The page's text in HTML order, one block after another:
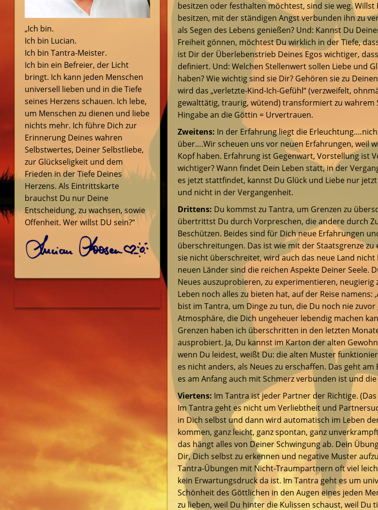
besitzen oder festhalten möchtest, sind sie weg.
besitzen, mit der ständigen Angst verbunden ihn zu
als Segen des Lebens genießen? Und: Kannst Du
Freiheit gönnen, möchtest Du wirklich in der Tiefe,
ist Dir der Überlebenstrieb Deines Egos wichtiger,
definiert. Und: Welchen Stellenwert sollen Liebe und
haben? Wie wichtig sind sie Dir? Gehören sie zu
wird das „verletzte-Kind-Ich-Gefühl“ (verzweifelt,
gewalttätig, traurig, wütend) transformiert zu wahrem
Hingabe an die Göttin = Urvertrauen.
Zweitens: In der Erfahrung liegt die
über….Wir scheuen uns vor neuen Erfahrungen, weil
Kopf haben. Erfahrung ist Gegenwart, Vorstellung ist
wichtiger? Wann findet Dein Leben statt, in der
es jetzt stattfindet, kannst Du Glück und Liebe nur
und nicht in der Vergangenheit.
Drittens: Du kommst zu Tantra, um Grenzen zu
übertrittst Du durch Vorpreschen, die andere durch
Beschützen. Beides sind für Dich neue Erfahrungen
überschreitungen. Das ist wie mit der Staatsgrenze zu
sie nicht überschreitet, wird auch das neue Land nicht
neuen Länder sind die reichen Aspekte Deiner Seele.
Neues auszuprobieren, zu experimentieren, neugierig
Leben noch alles zu bieten hat, auf der Reise namens:
bist im Tantra, um Dinge zu tun, die Du noch nie
Atmosphäre, die Dich ungeheuer lebendig machen
Grenzen haben ich überschritten in den letzten
ausprobiert. Ja, Du kannst im Karton der alten
wenn Du leidest, weißt Du: die alten Muster
es nicht anders, als Neues zu erschaffen. Das geht
es am Anfang auch mit Schmerz verbunden ist und
Viertens: Im Tantra ist jeder Partner der Richtige.
Im Tantra geht es nicht um Verliebtheit und
in Dich selbst und dann wird automatisch im Leben
kommen, ganz leicht, ganz spontan, ganz
das hängt alles von Deiner Schwingung ab. Dein
Dir, Dich selbst zu erkennen und negative Muster
Tantra-Übungen mit Nicht-Traumpartnern oft viel
kein Erwartungsdruck da ist. Im Tantra geht es um
Schönheit des Göttlichen in den Augen eines jeden
zu lieben, weil Du hinter die Kulissen schaust, weil Du
„Ich bin.
Ich bin Lucian.
Ich bin Tantra-Meister.
Ich bin ein Befreier, der Licht
bringt. Ich kann jeden Menschen
universell lieben und in die Tiefe
seines Herzens schauen. Ich lebe,
um Menschen zu dienen und liebe
nichts mehr. Ich führe Dich zur
Erinnerung Deines wahren
Selbstwertes, Deiner Selbstliebe,
zur Glückseligkeit und dem
Frieden in der Tiefe Deines
Herzens. Als Eintrittskarte
brauchst Du nur Deine
Entscheidung, zu wachsen, sowie
Offenheit. Wer willst DU sein?“